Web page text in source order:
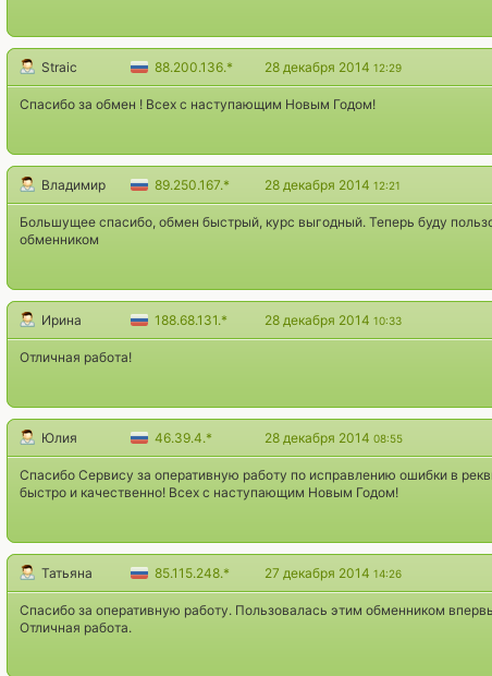
Straic 88.200.136.* 28 декабря 2014 12:29
Спасибо за обмен ! Всех с наступающим Новым Годом!
Владимир 89.250.167.* 28 декабря 2014 12:21
Большущее спасибо, обмен быстрый, курс выгодный. Теперь буду
обменником
Ирина 188.68.131.* 28 декабря 2014 10:33
Отличная работа!
Юлия 46.39.4.* 28 декабря 2014 08:55
Спасибо Сервису за оперативную работу по исправлению ошибки в
быстро и качественно! Всех с наступающим Новым Годом!
Татьяна 85.115.248.* 27 декабря 2014 14:26
Спасибо за оперативную работу. Пользовалась этим обменником
Отличная работа.